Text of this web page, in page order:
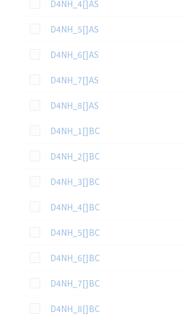
D4NH_4[]AS
この資料を選択
D4NH_5[]AS
この資料を選択
D4NH_6[]AS
この資料を選択
D4NH_7[]AS
この資料を選択
D4NH_8[]AS
この資料を選択
D4NH_1[]BC
この資料を選択
D4NH_2[]BC
この資料を選択
D4NH_3[]BC
この資料を選択
D4NH_4[]BC
この資料を選択
D4NH_5[]BC
この資料を選択
D4NH_6[]BC
この資料を選択
D4NH_7[]BC
この資料を選択
D4NH_8[]BC